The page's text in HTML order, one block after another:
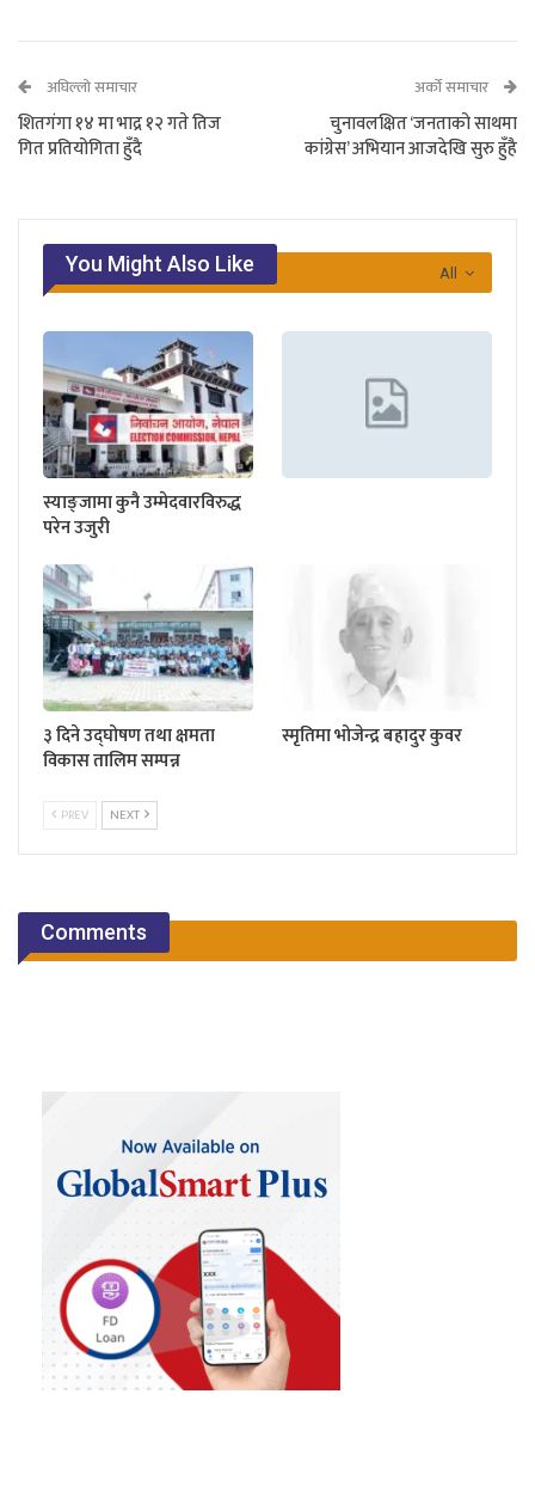
अघिल्लो समाचार
शितगंगा १४ मा भाद्र १२ गते तिज
गित प्रतियोगिता हुँदै
अर्को समाचार
चुनावलक्षित ‘जनताको साथमा
कांग्रेस’ अभियान आजदेखि सुरु हुँहै
All
You Might Also Like
स्याङ्जामा कुनै उम्मेदवारविरुद्ध
परेन उजुरी
३ दिने उद्घोषण तथा क्षमता
विकास तालिम सम्पन्न
स्मृतिमा भोजेन्द्र बहादुर कुवर
PREV NEXT
Comments